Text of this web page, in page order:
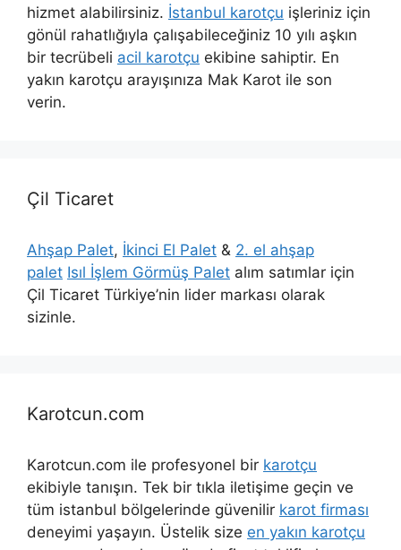
hizmet alabilirsiniz. İstanbul karotçu işleriniz için
gönül rahatlığıyla çalışabileceğiniz 10 yılı aşkın
bir tecrübeli acil karotçu ekibine sahiptir. En
yakın karotçu arayışınıza Mak Karot ile son
verin.
Çil Ticaret
Ahşap Palet, İkinci El Palet & 2. el ahşap
palet Isıl İşlem Görmüş Palet alım satımlar için
Çil Ticaret Türkiye’nin lider markası olarak
sizinle.
Karotcun.com
Karotcun.com ile profesyonel bir karotçu
ekibiyle tanışın. Tek bir tıkla iletişime geçin ve
tüm istanbul bölgelerinde güvenilir karot firması
deneyimi yaşayın. Üstelik size en yakın karotçu